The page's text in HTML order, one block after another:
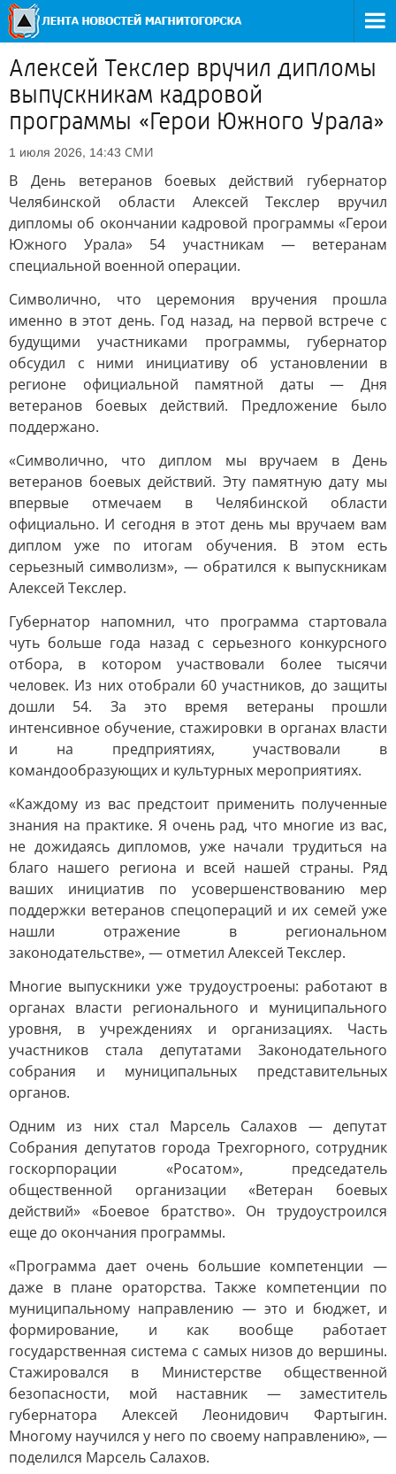
Алексей Текслер вручил дипломы
выпускникам кадровой
программы «Герои Южного Урала»
1 июля 2026, 14:43 СМИ
В День ветеранов боевых действий губернатор
Челябинской области Алексей Текслер вручил
дипломы об окончании кадровой программы «Герои
Южного Урала» 54 участникам — ветеранам
специальной военной операции.
Символично, что церемония вручения прошла
именно в этот день. Год назад, на первой встрече с
будущими участниками программы, губернатор
обсудил с ними инициативу об установлении в
регионе официальной памятной даты — Дня
ветеранов боевых действий. Предложение было
поддержано.
«Символично, что диплом мы вручаем в День
ветеранов боевых действий. Эту памятную дату мы
впервые отмечаем в Челябинской области
официально. И сегодня в этот день мы вручаем вам
диплом уже по итогам обучения. В этом есть
серьезный символизм», — обратился к выпускникам
Алексей Текслер.
Губернатор напомнил, что программа стартовала
чуть больше года назад с серьезного конкурсного
отбора, в котором участвовали более тысячи
человек. Из них отобрали 60 участников, до защиты
дошли 54. За это время ветераны прошли
интенсивное обучение, стажировки в органах власти
и на предприятиях, участвовали в
командообразующих и культурных мероприятиях.
«Каждому из вас предстоит применить полученные
знания на практике. Я очень рад, что многие из вас,
не дожидаясь дипломов, уже начали трудиться на
благо нашего региона и всей нашей страны. Ряд
ваших инициатив по усовершенствованию мер
поддержки ветеранов спецопераций и их семей уже
нашли отражение в региональном
законодательстве», — отметил Алексей Текслер.
Многие выпускники уже трудоустроены: работают в
органах власти регионального и муниципального
уровня, в учреждениях и организациях. Часть
участников стала депутатами Законодательного
собрания и муниципальных представительных
органов.
Одним из них стал Марсель Салахов — депутат
Собрания депутатов города Трехгорного, сотрудник
госкорпорации «Росатом», председатель
общественной организации «Ветеран боевых
действий» «Боевое братство». Он трудоустроился
еще до окончания программы.
«Программа дает очень большие компетенции —
даже в плане ораторства. Также компетенции по
муниципальному направлению — это и бюджет, и
формирование, и как вообще работает
государственная система с самых низов до вершины.
Стажировался в Министерстве общественной
безопасности, мой наставник — заместитель
губернатора Алексей Леонидович Фартыгин.
Многому научился у него по своему направлению», —
поделился Марсель Салахов.